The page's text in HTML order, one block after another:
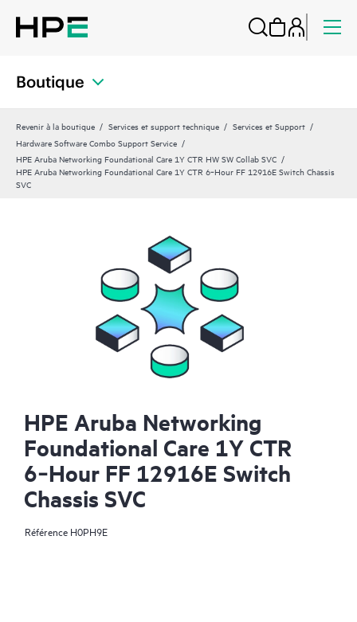
Boutique
Revenir à la boutique Services et support technique
Services et Support
Hardware Software Combo Support Service
HPE Aruba Networking Foundational Care 1Y CTR HW SW Collab SVC
HPE Aruba Networking Foundational Care 1Y CTR 6‑Hour FF 12916E Switch Chassis
SVC
HPE Aruba Networking
Foundational Care 1Y CTR
6‑Hour FF 12916E Switch
Chassis SVC
Référence H0PH9E